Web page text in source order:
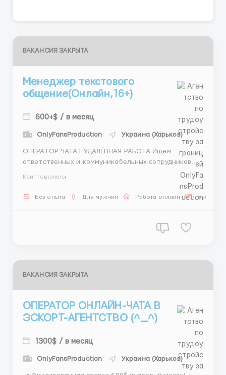
ВАКАНСИЯ ЗАКРЫТА
Менеджер текстового
общение(Онлайн,16+)
600+$ / в месяц
OnlyFansProduction Украина (Харьков)
ОПЕРАТОР ЧАТА | УДАЛЁННАЯ РАБОТА Ищем
ответственных и коммуникабельных сотрудников
для работы оператором чата. Работа полностью
онлайн и подойдёт тем, кто любит общение, умеет
быстро отвечать на сообщения и внимательно
Криптовалюты
Без опыта Для мужчин Работа онлайн
ВАКАНСИЯ ЗАКРЫТА
ОПЕРАТОР ОНЛАЙН-ЧАТА В
ЭСКОРТ-АГЕНТСТВО (^_^)
1300$ / в месяц
OnlyFansProduction Украина (Харьков)